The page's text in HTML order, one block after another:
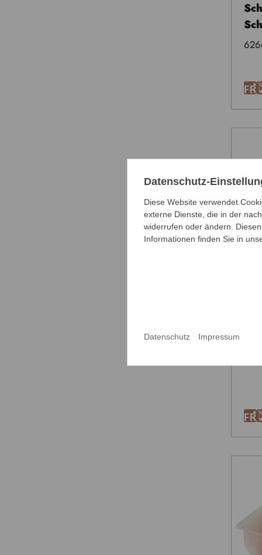
F
F
Datenschutz-
Diese Website verwendet
externe Dienste, die in der
widerrufen oder ändern.
Informationen finden Sie in
Datenschutz Impressum